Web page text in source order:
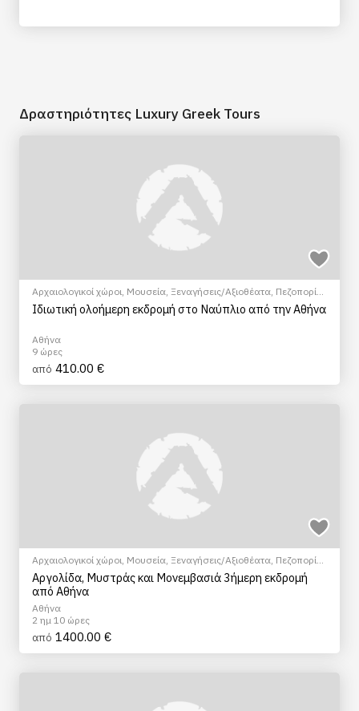
Δραστηριότητες Luxury Greek Tours
Αρχαιολογικοί χώροι, Μουσεία, Ξεναγήσεις/Αξιοθέατα, Πεζοπορία
Πόλης
Πολιτιστικά - Πολιτισμικά
Ιδιωτική ολοήμερη εκδρομή στο Ναύπλιο από την Αθήνα
Αθήνα
9 ώρες
από 410.00 €
Αρχαιολογικοί χώροι, Μουσεία, Ξεναγήσεις/Αξιοθέατα, Πεζοπορία
Πόλης , Πολιτιστικά - Πολιτισμικά
Αργολίδα, Μυστράς και Μονεμβασιά 3ήμερη εκδρομή
από Αθήνα
Αθήνα
2 ημ 10 ώρες
από 1400.00 €